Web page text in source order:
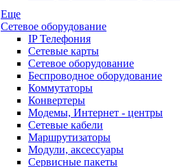
Еще
Сетевое оборудование
IP Телефония
Сетевые карты
Сетевое оборудование
Беспроводное оборудование
Коммутаторы
Конвертеры
Модемы, Интернет - центры
Сетевые кабели
Маршрутизаторы
Модули, аксессуары
Сервисные пакеты